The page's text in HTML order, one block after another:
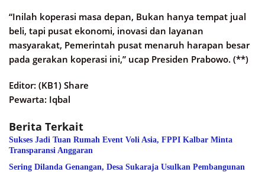
“Inilah koperasi masa depan, Bukan hanya tempat jual
beli, tapi pusat ekonomi, inovasi dan layanan
masyarakat, Pemerintah pusat menaruh harapan besar
pada gerakan koperasi ini,” ucap Presiden Prabowo. (**)
Editor: (KB1) Share
Pewarta: Iqbal
Berita Terkait
Sukses Jadi Tuan Rumah Event Voli Asia, FPPI Kalbar Minta
Transparansi Anggaran
Sering Dilanda Genangan, Desa Sukaraja Usulkan Pembangunan